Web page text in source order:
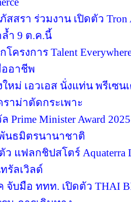
สสรา ร่วมงาน เปิดตัว
ำ 9 ต.ค.นี้
โครงการ Talent
อาชีพ
หม่ เอวเอส นั่งแท่น พรีเซ
ราม่าตัดกระเพาะ
Prime Minister Award
นธมิตรนานาชาติ
ว แฟลกชิปสโตร์
รัลเวิลด์
จับมือ ททท. เปิดตัว THAI